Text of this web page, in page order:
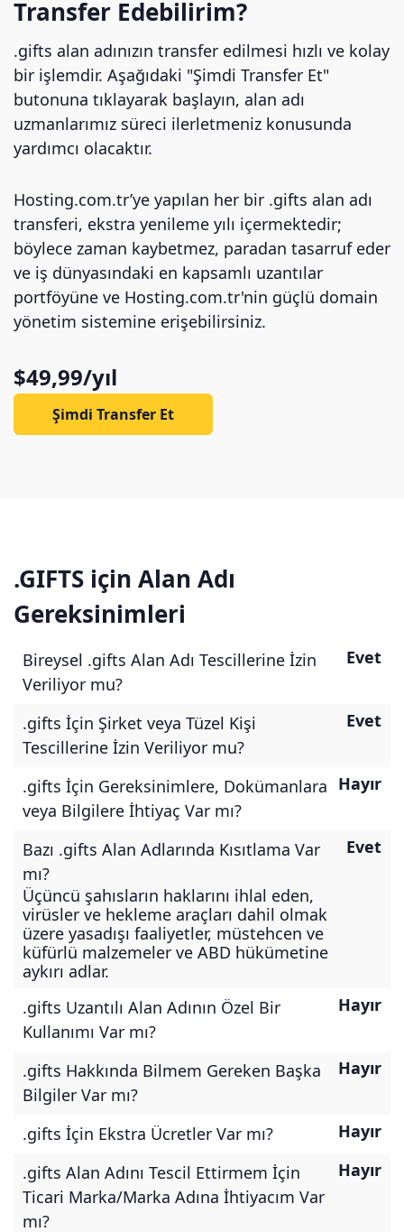
Transfer Edebilirim?
.gifts alan adınızın transfer edilmesi hızlı ve kolay
bir işlemdir. Aşağıdaki "Şimdi Transfer Et"
butonuna tıklayarak başlayın, alan adı
uzmanlarımız süreci ilerletmeniz konusunda
yardımcı olacaktır.
Hosting.com.tr’ye yapılan her bir .gifts alan adı
transferi, ekstra yenileme yılı içermektedir;
böylece zaman kaybetmez, paradan tasarruf eder
ve iş dünyasındaki en kapsamlı uzantılar
portföyüne ve Hosting.com.tr'nin güçlü domain
yönetim sistemine erişebilirsiniz.
$49,99/yıl
Şimdi Transfer Et
.GIFTS için Alan Adı
Gereksinimleri
Bireysel .gifts Alan Adı Tescillerine İzin
Veriliyor mu?
Evet
.gifts İçin Şirket veya Tüzel Kişi
Tescillerine İzin Veriliyor mu?
Evet
.gifts İçin Gereksinimlere, Dokümanlara
veya Bilgilere İhtiyaç Var mı?
Hayır
Bazı .gifts Alan Adlarında Kısıtlama Var
mı?
Üçüncü şahısların haklarını ihlal eden,
virüsler ve hekleme araçları dahil olmak
üzere yasadışı faaliyetler, müstehcen ve
küfürlü malzemeler ve ABD hükümetine
aykırı adlar.
Evet
.gifts Uzantılı Alan Adının Özel Bir
Kullanımı Var mı?
Hayır
.gifts Hakkında Bilmem Gereken Başka
Bilgiler Var mı?
Hayır
.gifts İçin Ekstra Ücretler Var mı?
Hayır
.gifts Alan Adını Tescil Ettirmem İçin
Ticari Marka/Marka Adına İhtiyacım Var
mı?
Hayır